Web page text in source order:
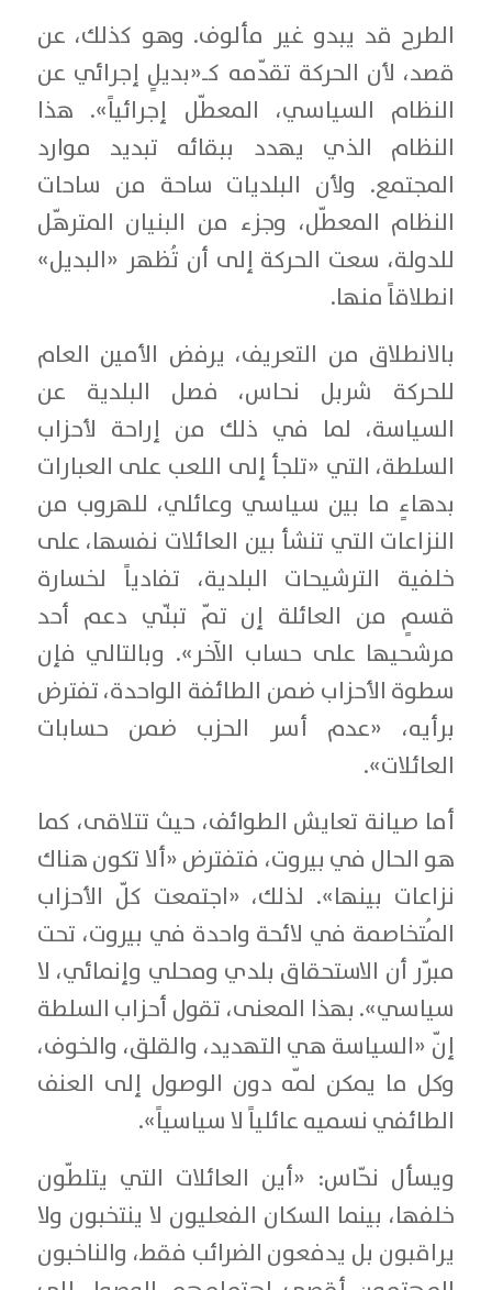
الطرح قد يبدو غير مألوف. وهو كذلك، عن
قصد، لأن الحركة تقدّمه كـ«بديلٍ إجرائي عن
النظام السياسي، المعطّل إجرائياً». هذا
النظام الذي يهدد ببقائه تبديد موارد
المجتمع. ولأن البلديات ساحة من ساحات
النظام المعطّل، وجزء من البنيان المترهّل
للدولة، سعت الحركة إلى أن تُظهر «البديل»
انطلاقاً منها.
بالانطلاق من التعريف، يرفض الأمين العام
للحركة شربل نحاس، فصل البلدية عن
السياسة، لما في ذلك من إراحة لأحزاب
السلطة، التي «تلجأ إلى اللعب على العبارات
بدهاءٍ ما بين سياسي وعائلي، للهروب من
النزاعات التي تنشأ بين العائلات نفسها، على
خلفية الترشيحات البلدية، تفادياً لخسارة
قسمٍ من العائلة إن تمّ تبنّي دعم أحد
مرشحيها على حساب الآخر». وبالتالي فإن
سطوة الأحزاب ضمن الطائفة الواحدة، تفترض
برأيه، «عدم أسر الحزب ضمن حسابات
العائلات».
أما صيانة تعايش الطوائف، حيث تتلاقى، كما
هو الحال في بيروت، فتفترض «ألا تكون هناك
نزاعات بينها». لذلك، «اجتمعت كلّ الأحزاب
المُتخاصمة في لائحة واحدة في بيروت، تحت
مبرّر أن الاستحقاق بلدي ومحلي وإنمائي، لا
سياسي». بهذا المعنى، تقول أحزاب السلطة
إنّ «السياسة هي التهديد، والقلق، والخوف،
وكل ما يمكن لمّه دون الوصول إلى العنف
الطائفي نسميه عائلياً لا سياسياً».
ويسأل نحّاس: «أين العائلات التي يتلطّون
خلفها، بينما السكان الفعليون لا ينتخبون ولا
يراقبون بل يدفعون الضرائب فقط، والناخبون